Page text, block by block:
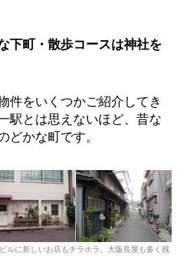
下町・散歩コースは神社を
件をいくつかご紹介してき
駅とは思えないほど、昔な
どかな町です。
ルに新しいお店もチラホラ。大阪長屋も多く残